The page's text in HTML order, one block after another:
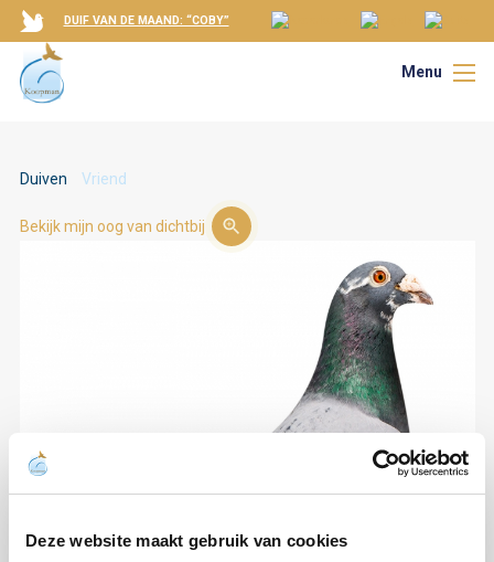
Deze website maakt gebruik van cookies
DUIF VAN DE MAAND: “COBY”
Menu
Duiven Vriend
Bekijk mijn oog van dichtbij